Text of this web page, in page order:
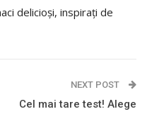
delicioși, inspirați de
NEXT POST
Cel mai tare test! Alege